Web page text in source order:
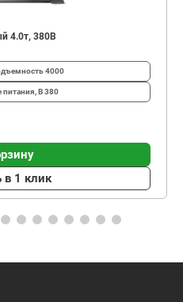
4.0т, 380В
4000
В380
в 1 клик